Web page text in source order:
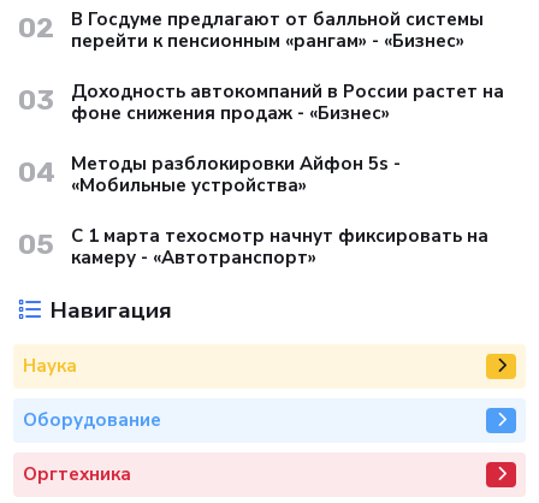
02
В Госдуме предлагают от балльной системы
перейти к пенсионным «рангам» - «Бизнес»
03
Доходность автокомпаний в России растет на
фоне снижения продаж - «Бизнес»
04
Методы разблокировки Айфон 5s -
«Мобильные устройства»
05
С 1 марта техосмотр начнут фиксировать на
камеру - «Автотранспорт»
Навигация
Наука
Оборудование
Оргтехника